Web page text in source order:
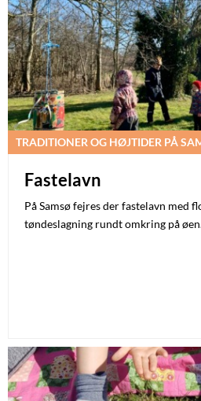
TRADITIONER OG HØJTIDER PÅ
Fastelavn
På Samsø fejres der fastelavn med
tøndeslagning rundt omkring på